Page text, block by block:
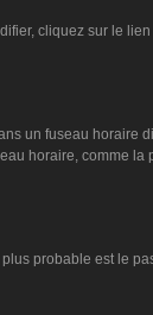
cliquez sur le lien
un fuseau
horaire, comme
probable est le